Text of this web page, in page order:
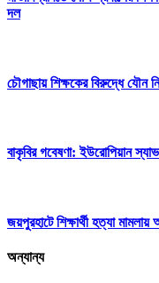
দল
চৌগাছায় শিক্ষকের বিরুদ্ধে যৌন
বাকৃবির গবেষণা: ইউরোপিয়ান
জয়পুরহাটে শিক্ষার্থী হত্যা
অন্যান্য